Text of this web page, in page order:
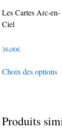
Les Cartes Arc-en-
Ciel
36,00€
Choix des options
Produits